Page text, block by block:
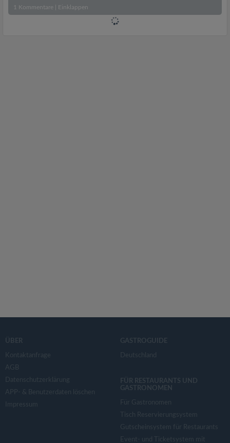
1 Kommentare Einklappen
ÜBER
Kontaktanfrage
AGB
Datenschutzerklärung
APP- & Benutzerdaten löschen
Impressum
GASTROGUIDE
Deutschland
FÜR RESTAURANTS UND
GASTRONOMEN
Für Gastronomen
Tisch Reservierungsystem
Gutscheinsystem für Restaurants
Event- und Ticketsystem mit